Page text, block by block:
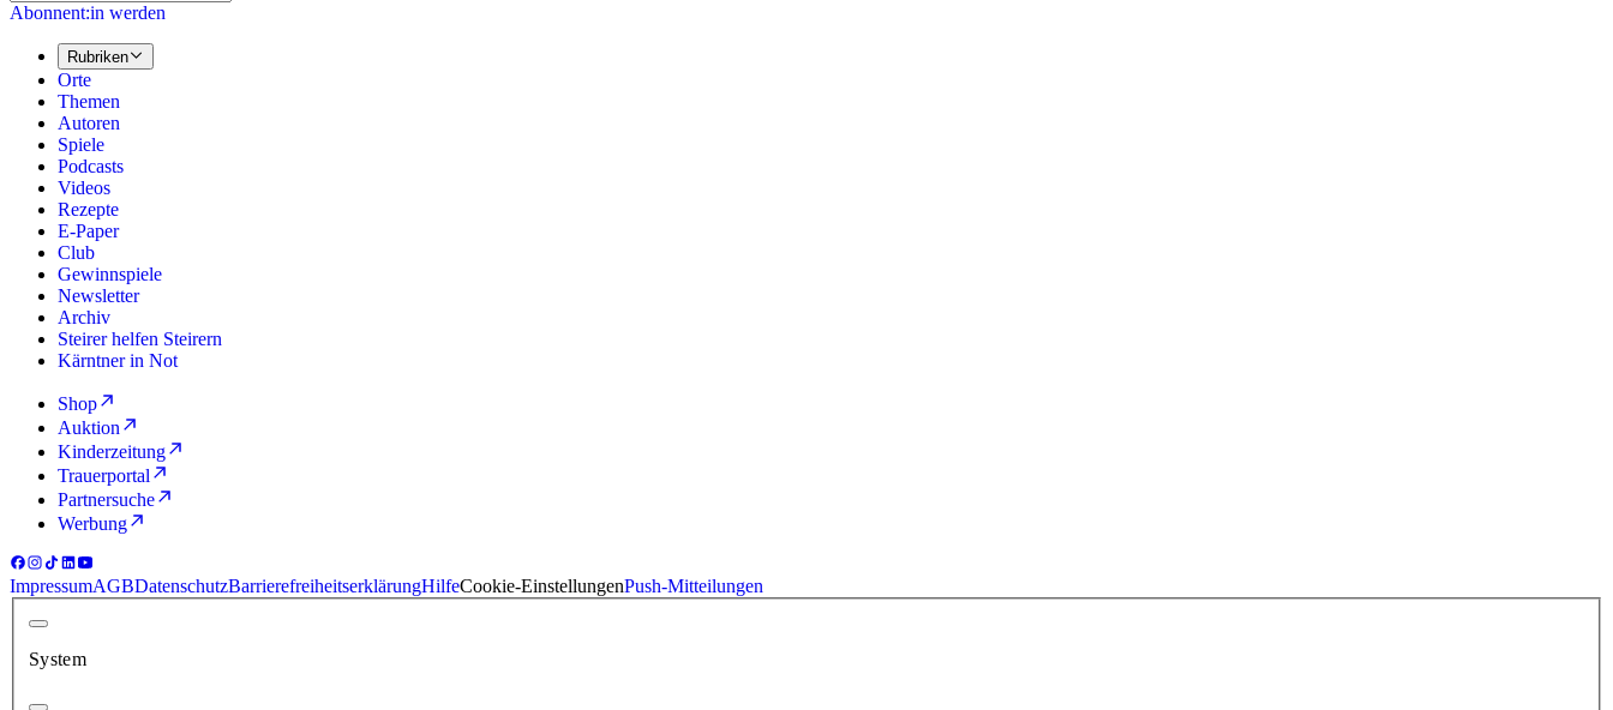
Abonnent:in werden
Rubriken
Orte
Themen
Autoren
Spiele
Podcasts
Videos
Rezepte
E-Paper
Club
Gewinnspiele
Newsletter
Archiv
Steirer helfen Steirern
Kärntner in Not
Shop
Auktion
Kinderzeitung
Trauerportal
Partnersuche
Werbung
ImpressumAGBDatenschutzBarrierefreiheitserklärungHilfeCookie-EinstellungenPush-Mitteilungen
System